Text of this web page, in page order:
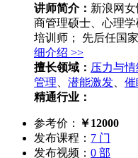
讲师简介： 新浪网
商管理硕士、心理
培训师； 先后任国
细介绍 >>
擅长领域： 压力与
管理
潜能激发
催
精通行业：
参考价： ￥12000
发布课程： 7 门
发布视频： 0 部